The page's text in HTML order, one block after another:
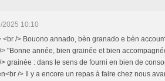
2025 10:10
<br /> Bouono annado, bèn granado e bèn
"Bonne année, bien grainée et bien
grainée : dans le sens de fourni en bien de
/> Il y a encore un repas à faire chez nous